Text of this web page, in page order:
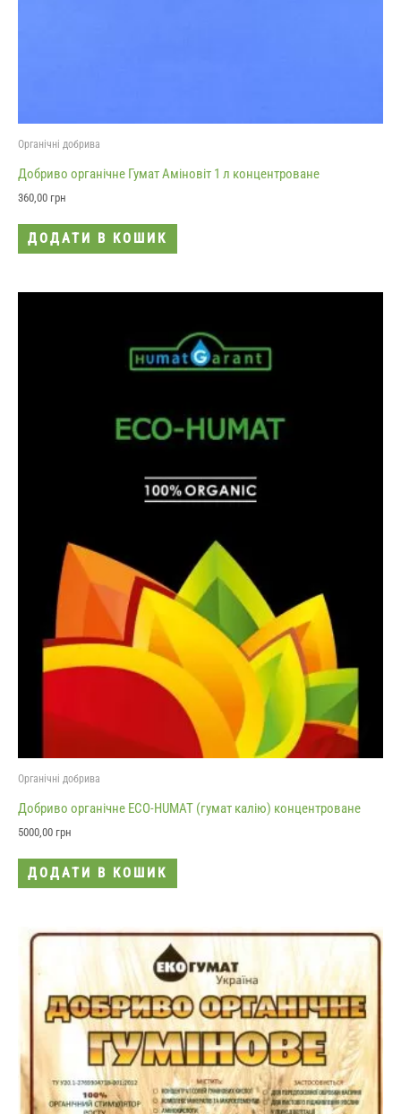
Органічні добрива
Добриво органічне Гумат Аміновіт 1 л концентроване
360,00 грн
ДОДАТИ В КОШИК
Органічні добрива
Добриво органічне ECO-HUMAT (гумат калію) концентроване
5000,00 грн
ДОДАТИ В КОШИК